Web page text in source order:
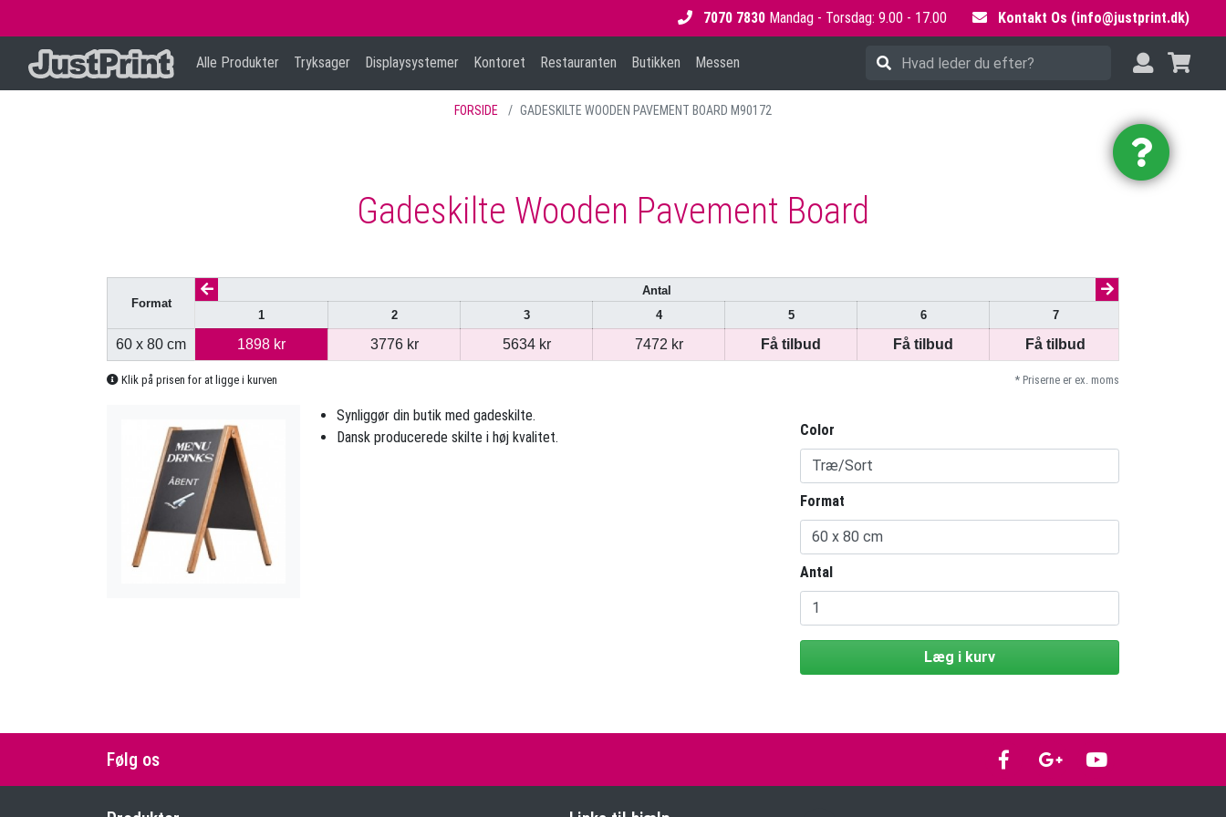
7070 7830 Mandag - Torsdag: 9.00 - 17.00 Kontakt Os (info@justprint.dk)
Alle Produkter Tryksager Displaysystemer Kontoret Restauranten Butikken Messen
FORSIDE GADESKILTE WOODEN PAVEMENT BOARD M90172
Gadeskilte Wooden Pavement Board
Format
60 x 80 cm
Antal
1
2 3 4 5 6 7
1898 kr 3776 kr 5634 kr 7472 kr Få tilbud Få tilbud Få tilbud
Klik på prisen for at ligge i kurven * Priserne er ex. moms
Color
Format
Antal
Læg i kurv
Synliggør din butik med gadeskilte.
Dansk producerede skilte i høj kvalitet.
Følg os